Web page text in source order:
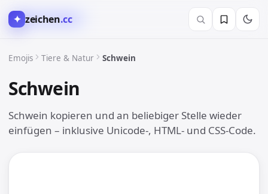
✦ zeichen.cc
Emojis Tiere & Natur Schwein
Schwein
Schwein kopieren und an beliebiger Stelle wieder
einfügen – inklusive Unicode-, HTML- und CSS-Code.
🐶 Tiere & Natur